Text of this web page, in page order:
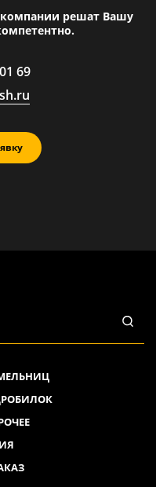
компании решат Вашу
69